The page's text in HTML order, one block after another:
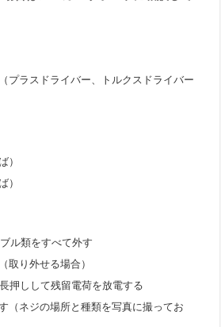
プラスドライバー、トルクスドライバー
）
）
ル類をすべて外す
取り外せる場合）
押しして残留電荷を放電する
（ネジの場所と種類を写真に撮ってお